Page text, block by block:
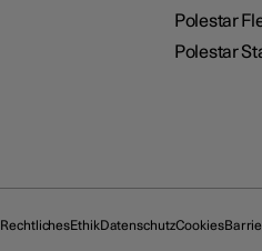
Polestar
Polestar
RechtlichesEthikDatenschutzCookies